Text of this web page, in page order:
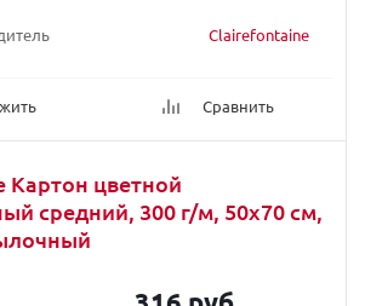
Clairefontaine
Сравнить
Картон цветной
средний, 300 г/м, 50х70 см,